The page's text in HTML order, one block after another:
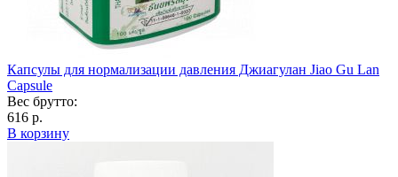
Капсулы для нормализации давления Джиагулан Jiao Gu Lan
Capsule
Вес брутто:
616 р.
В корзину